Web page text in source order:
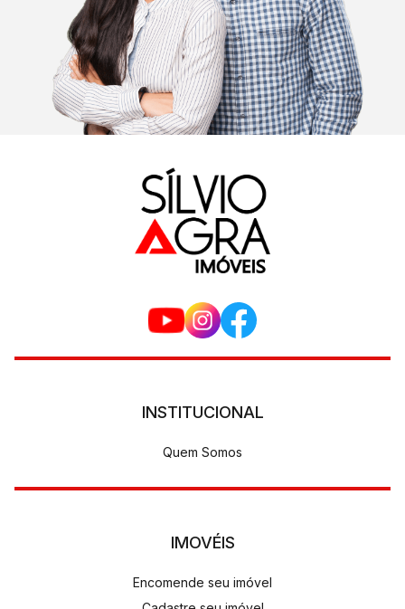
INSTITUCIONAL
Quem Somos
IMOVÉIS
Encomende seu imóvel